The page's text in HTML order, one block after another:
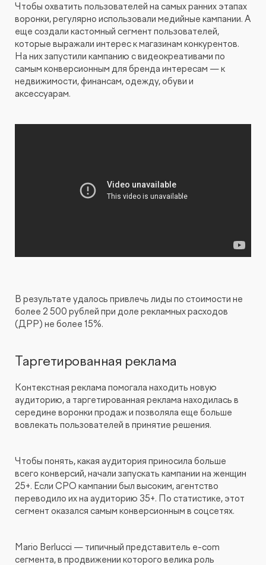
Чтобы охватить пользователей на самых ранних этапах
воронки, регулярно использовали медийные кампании. А
еще создали кастомный сегмент пользователей,
которые выражали интерес к магазинам конкурентов.
На них запустили кампанию с видеокреативами по
самым конверсионным для бренда интересам — к
недвижимости, финансам, одежду, обуви и
аксессуарам.
В результате удалось привлечь лиды по стоимости не
более 2 500 рублей при доле рекламных расходов
(ДРР) не более 15%.
Таргетированная реклама
Контекстная реклама помогала находить новую
аудиторию, а таргетированная реклама находилась в
середине воронки продаж и позволяла еще больше
вовлекать пользователей в принятие решения.
Чтобы понять, какая аудитория приносила больше
всего конверсий, начали запускать кампании на женщин
25+. Если CPO кампании был высоким, агентство
переводило их на аудиторию 35+. По статистике, этот
сегмент оказался самым конверсионным в соцсетях.
Mario Berlucci — типичный представитель e-com
сегмента, в продвижении которого велика роль